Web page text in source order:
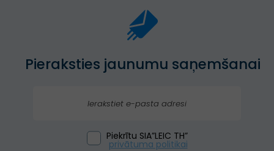
Pieraksties jaunumu saņemšanai
Piekrītu SIA”LEIC TH”
privātuma politikai